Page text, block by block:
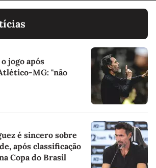
jogo após
MG: "não
é sincero sobre
após classificação
Copa do Brasil